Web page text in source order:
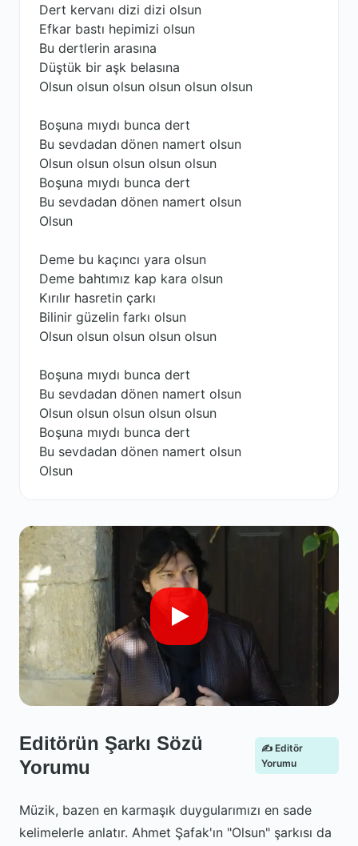
Dert kervanı dizi dizi olsun
Efkar bastı hepimizi olsun
Bu dertlerin arasına
Düştük bir aşk belasına
Olsun olsun olsun olsun olsun olsun
Boşuna mıydı bunca dert
Bu sevdadan dönen namert olsun
Olsun olsun olsun olsun olsun
Boşuna mıydı bunca dert
Bu sevdadan dönen namert olsun
Olsun
Deme bu kaçıncı yara olsun
Deme bahtımız kap kara olsun
Kırılır hasretin çarkı
Bilinir güzelin farkı olsun
Olsun olsun olsun olsun olsun
Boşuna mıydı bunca dert
Bu sevdadan dönen namert olsun
Olsun olsun olsun olsun olsun
Boşuna mıydı bunca dert
Bu sevdadan dönen namert olsun
Olsun
Editörün Şarkı Sözü
Yorumu
✍️ Editör
Yorumu
Müzik, bazen en karmaşık duygularımızı en sade
kelimelerle anlatır. Ahmet Şafak'ın "Olsun" şarkısı da